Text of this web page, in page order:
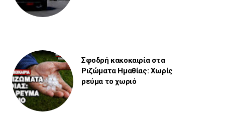
Σφοδρή κακοκαιρία στα
Ριζώματα Ημαθίας: Χωρίς
ρεύμα το χωριό